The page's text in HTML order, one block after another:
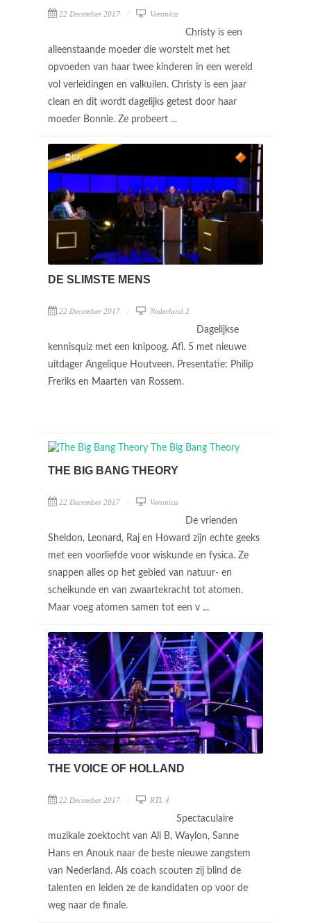
22 December 2017 Veronica
Christy is een
alleenstaande moeder die worstelt met het
opvoeden van haar twee kinderen in een wereld
vol verleidingen en valkuilen. Christy is een jaar
clean en dit wordt dagelijks getest door haar
moeder Bonnie. Ze probeert ...
DE SLIMSTE MENS
22 December 2017 Nederland 2
Dagelijkse
kennisquiz met een knipoog. Afl. 5 met nieuwe
uitdager Angelique Houtveen. Presentatie: Philip
Freriks en Maarten van Rossem.
THE BIG BANG THEORY
22 December 2017 Veronica
De vrienden
Sheldon, Leonard, Raj en Howard zijn echte geeks
met een voorliefde voor wiskunde en fysica. Ze
snappen alles op het gebied van natuur- en
scheikunde en van zwaartekracht tot atomen.
Maar voeg atomen samen tot een v ...
THE VOICE OF HOLLAND
22 December 2017 RTL 4
Spectaculaire
muzikale zoektocht van Ali B, Waylon, Sanne
Hans en Anouk naar de beste nieuwe zangstem
van Nederland. Als coach scouten zij blind de
talenten en leiden ze de kandidaten op voor de
weg naar de finale.